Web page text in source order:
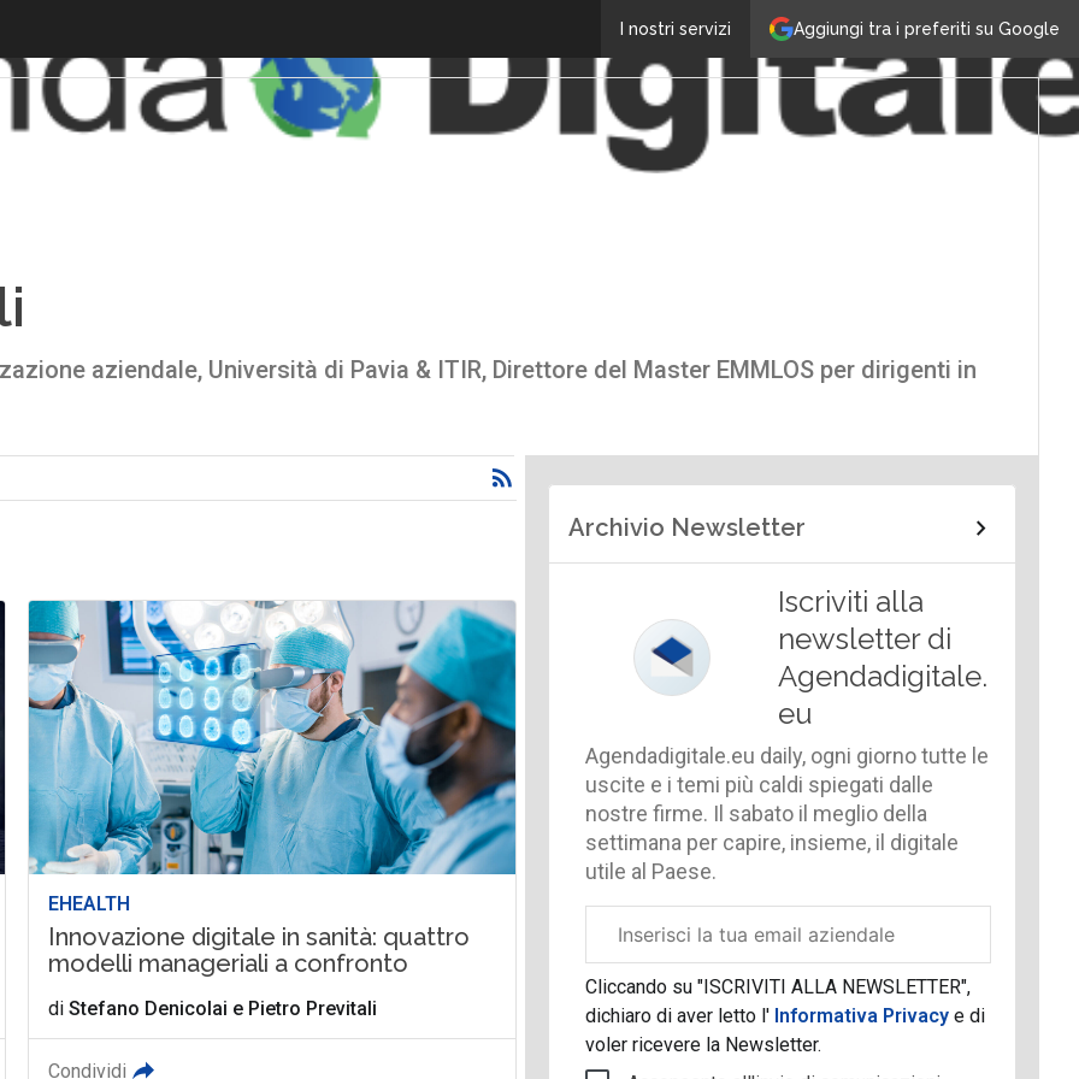
Aggiungi tra i preferiti su Google
I nostri servizi
aziendale, Università di Pavia & ITIR, Direttore del Master EMMLOS per dirigenti in
EHEALTH
Innovazione digitale in sanità: quattro
modelli manageriali a confronto
diStefano Denicolai e Pietro Previtali
Condividi
Archivio Newsletter
Iscriviti alla
newsletter di
Agendadigitale.
eu
Agendadigitale.eu daily, ogni giorno tutte le
uscite e i temi più caldi spiegati dalle
nostre firme. Il sabato il meglio della
settimana per capire, insieme, il digitale
utile al Paese.
aziendale
Cliccando su "ISCRIVITI ALLA NEWSLETTER",
dichiaro di aver letto l' Informativa Privacye di
voler ricevere la Newsletter.